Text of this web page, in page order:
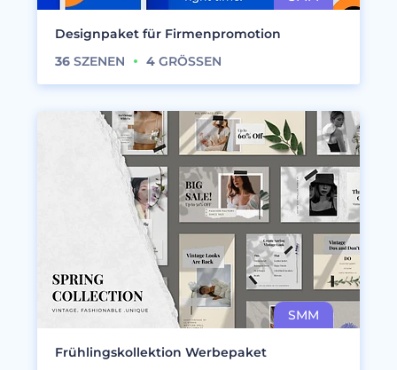
Designpaket für Firmenpromotion
36 SZENEN 4 GRÖSSEN
Frühlingskollektion Werbepaket